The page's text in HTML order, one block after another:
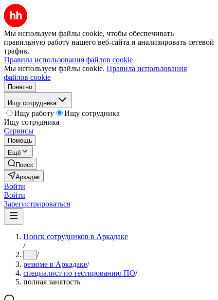
Мы используем файлы cookie, чтобы обеспечивать
правильную работу нашего веб-сайта и анализировать сетевой
трафик.
Правила использования файлов cookie
Мы используем файлы cookie. Правила использования
файлов cookie
Понятно
Ищу сотрудника
Ищу работу
Ищу сотрудника
Ищу сотрудника
Сервисы
Помощь
Ещё
Поиск
Аркадак
Войти
Войти
Зарегистрироваться
Поиск сотрудников в Аркадаке
/
... /
резюме в Аркадаке/
специалист по тестированию ПО/
полная занятость